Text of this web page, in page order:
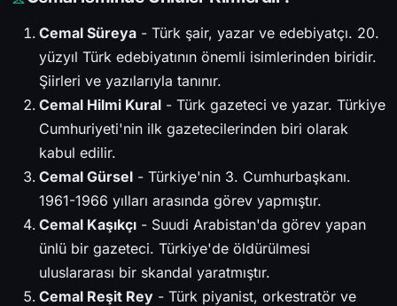
Cemal Süreya - Türk şair, yazar ve edebiyatçı. 20.
yüzyıl Türk edebiyatının önemli isimlerinden biridir.
Şiirleri ve yazılarıyla tanınır.
Cemal Hilmi Kural - Türk gazeteci ve yazar. Türkiye
Cumhuriyeti'nin ilk gazetecilerinden biri olarak
kabul edilir.
Cemal Gürsel - Türkiye'nin 3. Cumhurbaşkanı.
1961-1966 yılları arasında görev yapmıştır.
Cemal Kaşıkçı - Suudi Arabistan'da görev yapan
ünlü bir gazeteci. Türkiye'de öldürülmesi
uluslararası bir skandal yaratmıştır.
Cemal Reşit Rey - Türk piyanist, orkestratör ve